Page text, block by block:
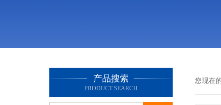
产品搜索
PRODUCT SEARCH
您现在